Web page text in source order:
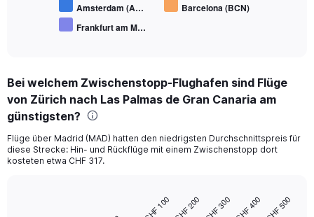
Amsterdam (A…
Barcelona (BCN)
Frankfurt am M…
Bei welchem Zwischenstopp-Flughafen sind Flüge
von Zürich nach Las Palmas de Gran Canaria am
günstigsten?
Flüge über Madrid (MAD) hatten den niedrigsten Durchschnittspreis für
diese Strecke: Hin- und Rückflüge mit einem Zwischenstopp dort
kosteten etwa CHF 317.
CHF 100 CHF 200 CHF 300 CHF 400 CHF 500